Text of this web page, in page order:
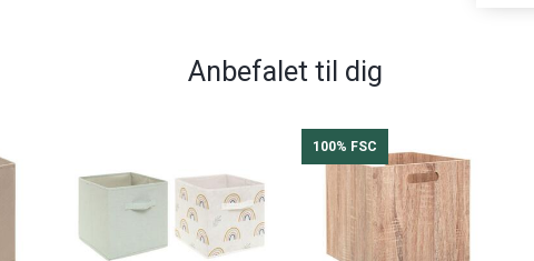
Anbefalet til dig
100% FSC